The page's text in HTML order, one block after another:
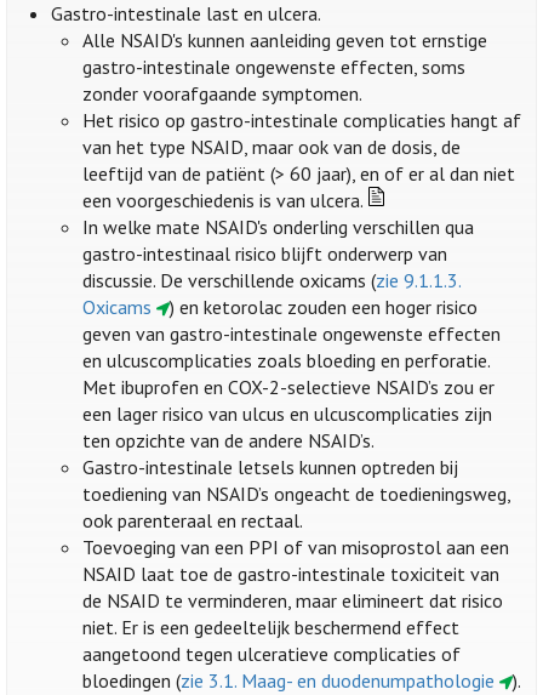
Gastro-intestinale last en ulcera.
Alle NSAID's kunnen aanleiding geven tot ernstige
gastro-intestinale ongewenste effecten, soms
zonder voorafgaande symptomen.
Het risico op gastro-intestinale complicaties hangt af
van het type NSAID, maar ook van de dosis, de
leeftijd van de patiënt (> 60 jaar), en of er al dan niet
een voorgeschiedenis is van ulcera.
In welke mate NSAID's onderling verschillen qua
gastro-intestinaal risico blijft onderwerp van
discussie. De verschillende oxicams (zie 9.1.1.3.
Oxicams
) en ketorolac zouden een hoger risico
geven van gastro-intestinale ongewenste effecten
en ulcuscomplicaties zoals bloeding en perforatie.
Met ibuprofen en COX-2-selectieve NSAID’s zou er
een lager risico van ulcus en ulcuscomplicaties zijn
ten opzichte van de andere NSAID’s.
Gastro-intestinale letsels kunnen optreden bij
toediening van NSAID’s ongeacht de toedieningsweg,
ook parenteraal en rectaal.
Toevoeging van een PPI of van misoprostol aan een
NSAID laat toe de gastro-intestinale toxiciteit van
de NSAID te verminderen, maar elimineert dat risico
niet. Er is een gedeeltelijk beschermend effect
aangetoond tegen ulceratieve complicaties of
bloedingen (zie 3.1. Maag- en duodenumpathologie
).